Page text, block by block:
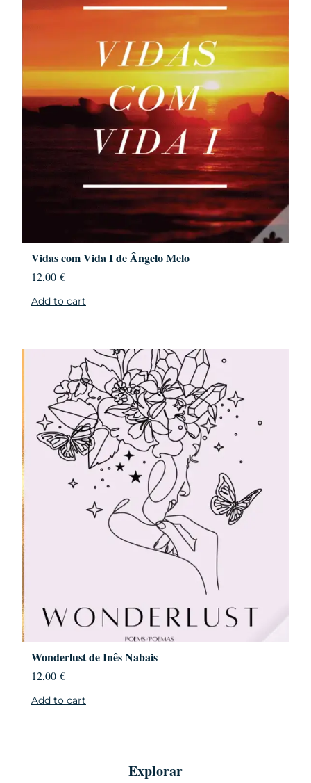
Vidas com Vida I de Ângelo Melo
12,00 €
Add to cart
Wonderlust de Inês Nabais
12,00 €
Add to cart
Explorar